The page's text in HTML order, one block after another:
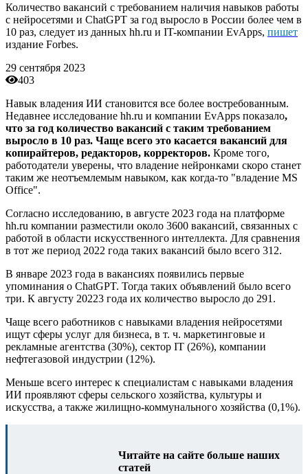
Количество вакансий с требованием наличия навыков работы
с нейросетями и ChatGPT за год выросло в России более чем в
10 раз, следует из данных hh.ru и IT-компании EvApps, пишет
издание Forbes.
29 сентября 2023
403
Навык владения ИИ становится все более востребованным.
Недавнее исследование hh.ru и компании EvApps показало,
что за год количество вакансий с таким требованием
выросло в 10 раз. Чаще всего это касается вакансий для
копирайтеров, редакторов, корректоров. Кроме того,
работодатели уверены, что владение нейронками скоро станет
таким же неотъемлемым навыком, как когда-то "владение MS
Office".
Согласно исследованию, в августе 2023 года на платформе
hh.ru компании разместили около 3600 вакансий, связанных с
работой в области искусственного интеллекта. Для сравнения
в тот же период 2022 года таких вакансий было всего 312.
В январе 2023 года в вакансиях появились первые
упоминания о ChatGPT. Тогда таких объявлений было всего
три. К августу 20223 года их количество выросло до 291.
Чаще всего работников с навыками владения нейросетями
ищут сферы услуг для бизнеса, в т. ч. маркетинговые и
рекламные агентства (30%), сектор IT (26%), компании
нефтегазовой индустрии (12%).
Меньше всего интерес к специалистам с навыками владения
ИИ проявляют сферы сельского хозяйства, культуры и
искусства, а также жилищно-коммунального хозяйства (0,1%).
Читайте на сайте больше наших
статей